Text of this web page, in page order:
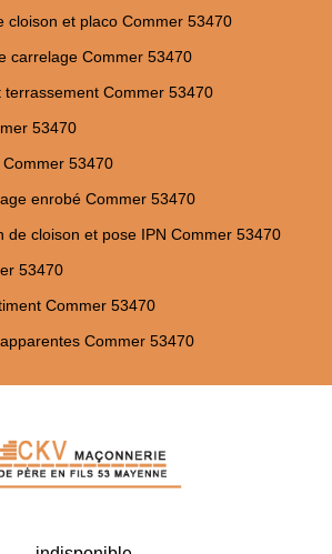
cloison et placo Commer 53470
carrelage Commer 53470
terrassement Commer 53470
53470
53470
enrobé Commer 53470
de cloison et pose IPN Commer 53470
53470
Commer 53470
Commer 53470